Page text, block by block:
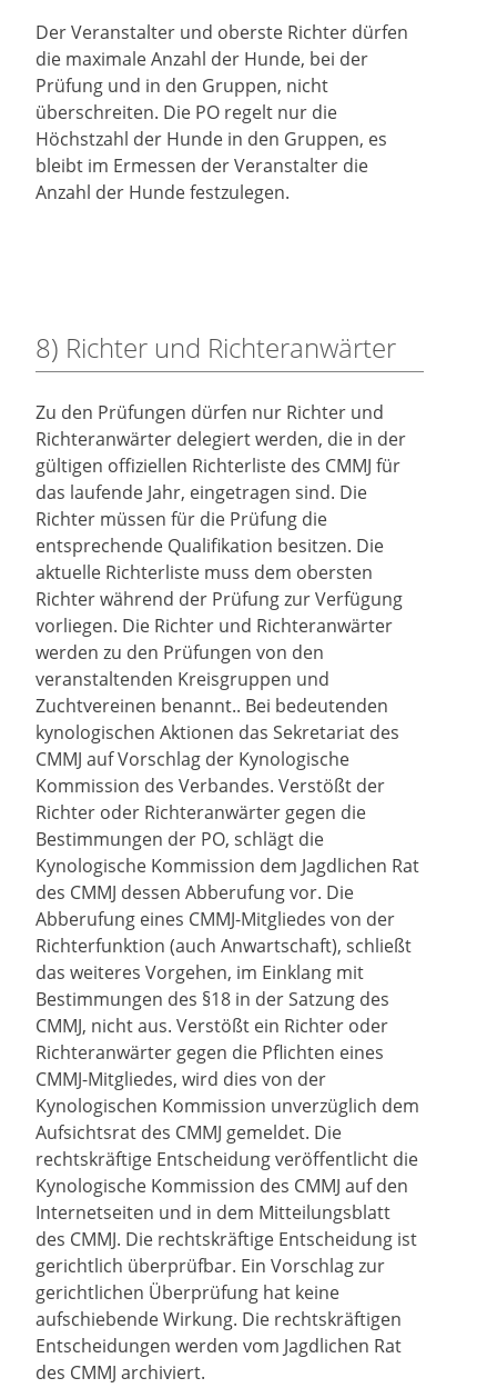
Der Veranstalter und oberste Richter dürfen
die maximale Anzahl der Hunde, bei der
Prüfung und in den Gruppen, nicht
überschreiten. Die PO regelt nur die
Höchstzahl der Hunde in den Gruppen, es
bleibt im Ermessen der Veranstalter die
Anzahl der Hunde festzulegen.
8) Richter und Richteranwärter
Zu den Prüfungen dürfen nur Richter und
Richteranwärter delegiert werden, die in der
gültigen offiziellen Richterliste des CMMJ für
das laufende Jahr, eingetragen sind. Die
Richter müssen für die Prüfung die
entsprechende Qualifikation besitzen. Die
aktuelle Richterliste muss dem obersten
Richter während der Prüfung zur Verfügung
vorliegen. Die Richter und Richteranwärter
werden zu den Prüfungen von den
veranstaltenden Kreisgruppen und
Zuchtvereinen benannt.. Bei bedeutenden
kynologischen Aktionen das Sekretariat des
CMMJ auf Vorschlag der Kynologische
Kommission des Verbandes. Verstößt der
Richter oder Richteranwärter gegen die
Bestimmungen der PO, schlägt die
Kynologische Kommission dem Jagdlichen Rat
des CMMJ dessen Abberufung vor. Die
Abberufung eines CMMJ-Mitgliedes von der
Richterfunktion (auch Anwartschaft), schließt
das weiteres Vorgehen, im Einklang mit
Bestimmungen des §18 in der Satzung des
CMMJ, nicht aus. Verstößt ein Richter oder
Richteranwärter gegen die Pflichten eines
CMMJ-Mitgliedes, wird dies von der
Kynologischen Kommission unverzüglich dem
Aufsichtsrat des CMMJ gemeldet. Die
rechtskräftige Entscheidung veröffentlicht die
Kynologische Kommission des CMMJ auf den
Internetseiten und in dem Mitteilungsblatt
des CMMJ. Die rechtskräftige Entscheidung ist
gerichtlich überprüfbar. Ein Vorschlag zur
gerichtlichen Überprüfung hat keine
aufschiebende Wirkung. Die rechtskräftigen
Entscheidungen werden vom Jagdlichen Rat
des CMMJ archiviert.